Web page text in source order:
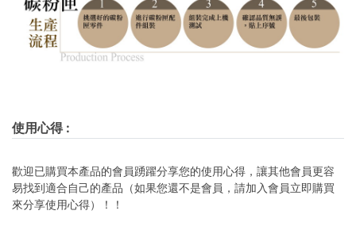
使用心得:
歡迎已購買本產品的會員踴躍分享您的使用心得，讓其他會員更容
易找到適合自己的產品（如果您還不是會員，請加入會員立即購買
來分享使用心得）！！